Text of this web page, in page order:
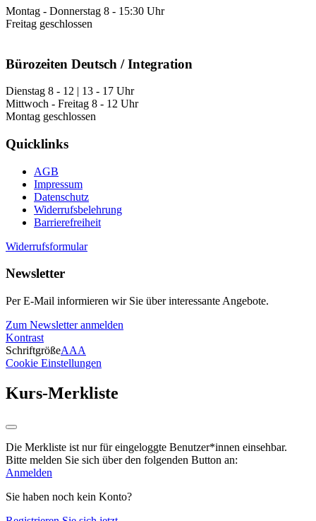
Montag - Donnerstag 8 - 15:30 Uhr
Freitag geschlossen
Bürozeiten Deutsch / Integration
Dienstag 8 - 12 | 13 - 17 Uhr
Mittwoch - Freitag 8 - 12 Uhr
Montag geschlossen
Quicklinks
AGB
Impressum
Datenschutz
Widerrufsbelehrung
Barrierefreiheit
Widerrufsformular
Newsletter
Per E-Mail informieren wir Sie über interessante Angebote.
Zum Newsletter anmelden
Kontrast
SchriftgrößeAAA
Cookie Einstellungen
Kurs-Merkliste
Die Merkliste ist nur für eingeloggte Benutzer*innen einsehbar.
Bitte melden Sie sich über den folgenden Button an:
Anmelden
Sie haben noch kein Konto?